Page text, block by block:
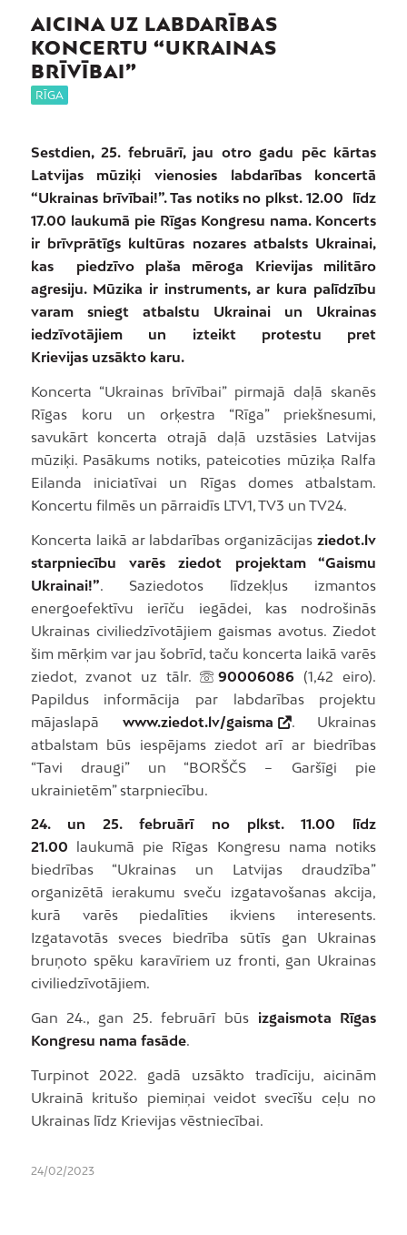
AICINA UZ LABDARĪBAS
KONCERTU “UKRAINAS
BRĪVĪBAI”
RĪGA
Sestdien, 25. februārī, jau otro gadu pēc kārtas
Latvijas mūziķi vienosies labdarības koncertā
“Ukrainas brīvībai!”. Tas notiks no plkst. 12.00 līdz
17.00 laukumā pie Rīgas Kongresu nama. Koncerts
ir brīvprātīgs kultūras nozares atbalsts Ukrainai,
kas piedzīvo plaša mēroga Krievijas militāro
agresiju. Mūzika ir instruments, ar kura palīdzību
varam sniegt atbalstu Ukrainai un Ukrainas
iedzīvotājiem un
izteikt protestu pret
Krievijas uzsākto karu.
Koncerta “Ukrainas brīvībai” pirmajā daļā skanēs
Rīgas koru un orķestra “Rīga” priekšnesumi,
savukārt koncerta otrajā daļā uzstāsies Latvijas
mūziķi. Pasākums notiks, pateicoties mūziķa Ralfa
Eilanda iniciatīvai un Rīgas domes atbalstam.
Koncertu filmēs un pārraidīs LTV1, TV3 un TV24.
Koncerta laikā ar labdarības organizācijasziedot.lv
starpniecību varēs ziedot projektam “Gaismu
Ukrainai!” . Saziedotos līdzekļus izmantos
energoefektīvu ierīču iegādei, kas nodrošinās
Ukrainas civiliedzīvotājiem gaismas avotus. Ziedot
šim mērķim var jau šobrīd, taču koncerta laikā varēs
ziedot, zvanot uz tālr.
90006086 (1,42 eiro).
Papildus informācija par labdarības projektu
mājaslapā www.ziedot.lv/gaisma
. Ukrainas
atbalstam būs iespējams ziedot arī ar biedrības
“Tavi draugi” un “BORŠČS – Garšīgi pie
ukrainietēm” starpniecību.
24. un 25. februārī no plkst. 11.00 līdz
21.00 laukumā pie Rīgas Kongresu nama notiks
biedrības “Ukrainas un Latvijas draudzība”
organizētā ierakumu sveču izgatavošanas akcija,
kurā varēs piedalīties ikviens interesents.
Izgatavotās sveces biedrība sūtīs gan Ukrainas
bruņoto spēku karavīriem uz fronti, gan Ukrainas
civiliedzīvotājiem.
Gan 24., gan 25. februārī būs izgaismota Rīgas
Kongresu nama fasāde.
Turpinot 2022. gadā uzsākto tradīciju, aicinām
Ukrainā kritušo piemiņai veidot svecīšu ceļu no
Ukrainas līdz Krievijas vēstniecībai.
24/02/2023